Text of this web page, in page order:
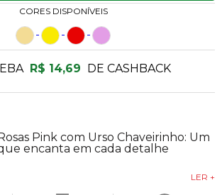
Pink com Urso Chaveirinho: Um
encanta em cada detalhe
LER +
CORES DISPONÍVEIS
R$ 14,69 DE CASHBACK